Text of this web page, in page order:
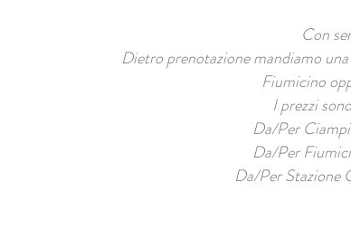
Con
Dietro prenotazione mandiamo
Fiumicino
I prezzi
Da/Per
Da/Per
Da/Per Stazione